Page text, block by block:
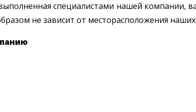
специалистами нашей компании,
не зависит от месторасположения